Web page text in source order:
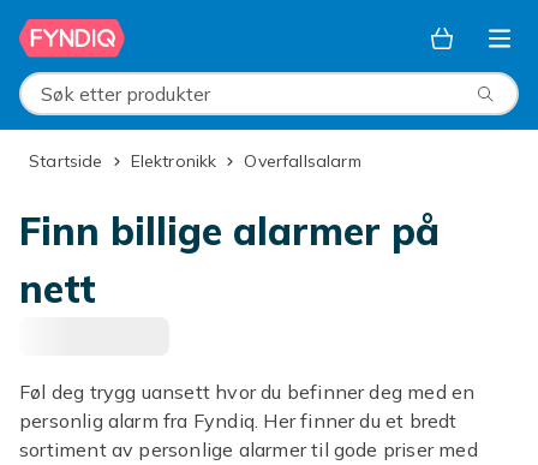
Hopp til hovedinnhold
Søk etter produkter
Startside Elektronikk Overfallsalarm
Finn billige alarmer på
nett
Føl deg trygg uansett hvor du befinner deg med en
personlig alarm fra Fyndiq. Her finner du et bredt
sortiment av personlige alarmer til gode priser med